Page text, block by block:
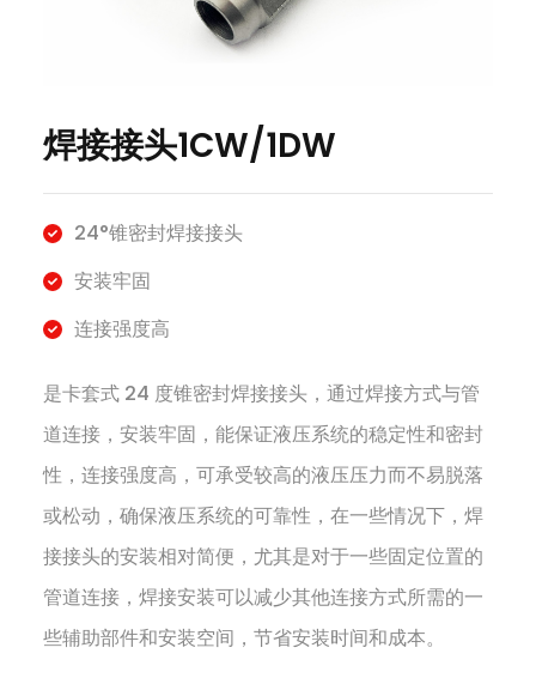
焊接接头1CW/1DW
24°锥密封焊接接头
安装牢固
连接强度高
是卡套式 24 度锥密封焊接接头，通过焊接方式与管
道连接，安装牢固，能保证液压系统的稳定性和密封
性，连接强度高，可承受较高的液压压力而不易脱落
或松动，确保液压系统的可靠性，在一些情况下，焊
接接头的安装相对简便，尤其是对于一些固定位置的
管道连接，焊接安装可以减少其他连接方式所需的一
些辅助部件和安装空间，节省安装时间和成本。